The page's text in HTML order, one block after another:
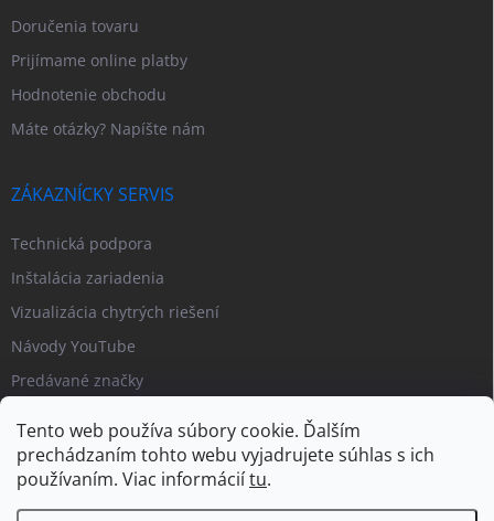
Tento web používa súbory cookie. Ďalším
prechádzaním tohto webu vyjadrujete súhlas s ich
používaním. Viac informáciítu.
Doručenia tovaru
Prijímame online platby
Hodnotenie obchodu
Máte otázky? Napíšte nám
ZÁKAZNÍCKY SERVIS
Technická podpora
Inštalácia zariadenia
Vizualizácia chytrých riešení
Návody YouTube
Predávané značky